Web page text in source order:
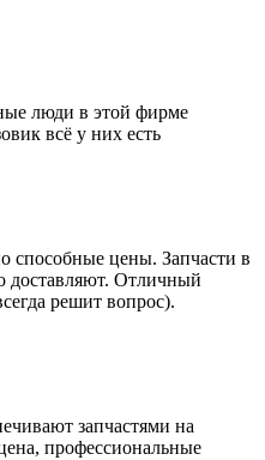
люди в этой фирме
всё у них есть
способные цены. Запчасти в
доставляют. Отличный
решит вопрос).
запчастями на
профессиональные